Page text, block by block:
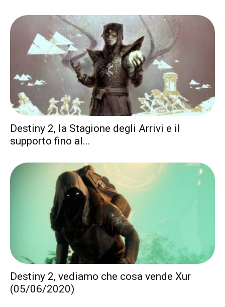
Destiny 2, la Stagione degli Arrivi e il
supporto fino al...
Destiny 2, vediamo che cosa vende Xur
(05/06/2020)